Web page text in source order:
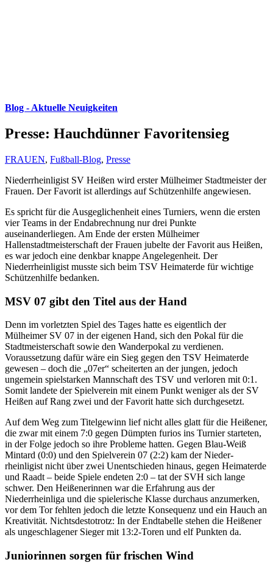
Blog - Aktuelle Neuigkeiten
Presse: Hauchdünner Favoritensieg
FRAUEN, Fußball-Blog, Presse
Niederrheinligist SV Heißen wird erster Mülheimer Stadtmeister der
Frauen. Der Favorit ist allerdings auf Schützenhilfe angewiesen.
Es spricht für die Ausgeglichenheit eines Turniers, wenn die ersten
vier Teams in der Endabrechnung nur drei Punkte
auseinanderliegen. Am Ende der ersten Mülheimer
Hallenstadtmeisterschaft der Frauen jubelte der Favorit aus Heißen,
es war jedoch eine denkbar knappe Angelegenheit. Der
Niederrheinligist musste sich beim TSV Heimaterde für wichtige
Schützenhilfe bedanken.
MSV 07 gibt den Titel aus der Hand
Denn im vorletzten Spiel des Tages hatte es eigentlich der
Mülheimer SV 07 in der eigenen Hand, sich den Pokal für die
Stadtmeisterschaft sowie den Wanderpokal zu verdienen.
Voraussetzung dafür wäre ein Sieg gegen den TSV Heimaterde
gewesen – doch die „07er“ scheiterten an der jungen, jedoch
ungemein spielstarken Mannschaft des TSV und verloren mit 0:1.
Somit landete der Spielverein mit einem Punkt weniger als der SV
Heißen auf Rang zwei und der Favorit hatte sich durchgesetzt.
Auf dem Weg zum Titelgewinn lief nicht alles glatt für die Heißener,
die zwar mit einem 7:0 gegen Dümpten furios ins Turnier starteten,
in der Folge jedoch so ihre Probleme hatten. Gegen Blau-Weiß
Mintard (0:0) und den Spielverein 07 (2:2) kam der Nieder-
rheinligist nicht über zwei Unentschieden hinaus, gegen Heimaterde
und Raadt – beide Spiele endeten 2:0 – tat der SVH sich lange
schwer. Den Heißenerinnen war die Erfahrung aus der
Niederrheinliga und die spielerische Klasse durchaus anzumerken,
vor dem Tor fehlten jedoch die letzte Konsequenz und ein Hauch an
Kreativität. Nichtsdestotrotz: In der Endtabelle stehen die Heißener
als ungeschlagener Sieger mit 13:2-Toren und elf Punkten da.
Juniorinnen sorgen für frischen Wind